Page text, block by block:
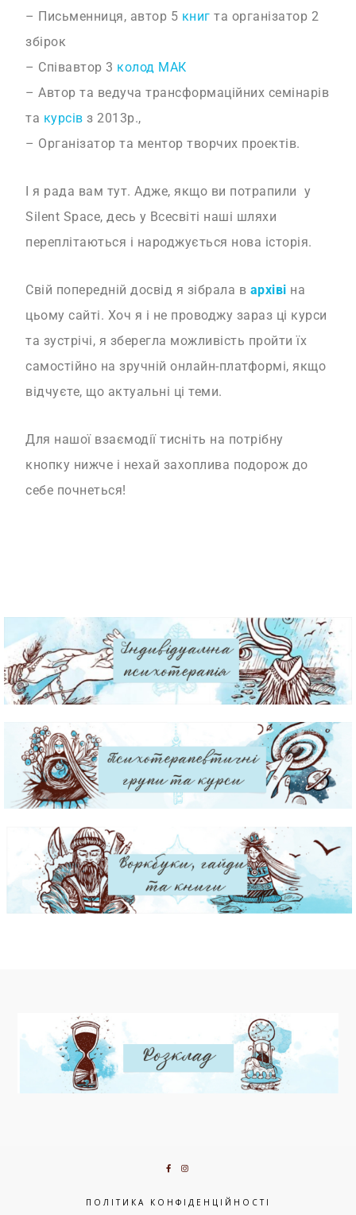
– Письменниця, автор 5 книг та організатор 2
збірок
– Співавтор 3 колод МАК
– Автор та ведуча трансформаційних семінарів
та курсів з 2013р.,
– Організатор та ментор творчих проектів.
І я рада вам тут. Адже, якщо ви потрапили у
Silent Space, десь у Всесвіті наші шляхи
переплітаються і народжується нова історія.
Свій попередній досвід я зібрала в архіві на
цьому сайті. Хоч я і не проводжу зараз ці курси
та зустрічі, я зберегла можливість пройти їх
самостійно на зручній онлайн-платформі, якщо
відчуєте, що актуальні ці теми.
Для нашої взаємодії тисніть на потрібну
кнопку нижче і нехай захоплива подорож до
себе почнеться!
ПОЛІТИКА КОНФІДЕНЦІЙНОСТІ